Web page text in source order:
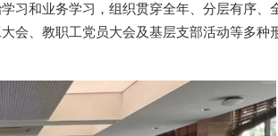
习和业务学习，组织贯穿全年、分层有序、
会、教职工党员大会及基层支部活动等多种